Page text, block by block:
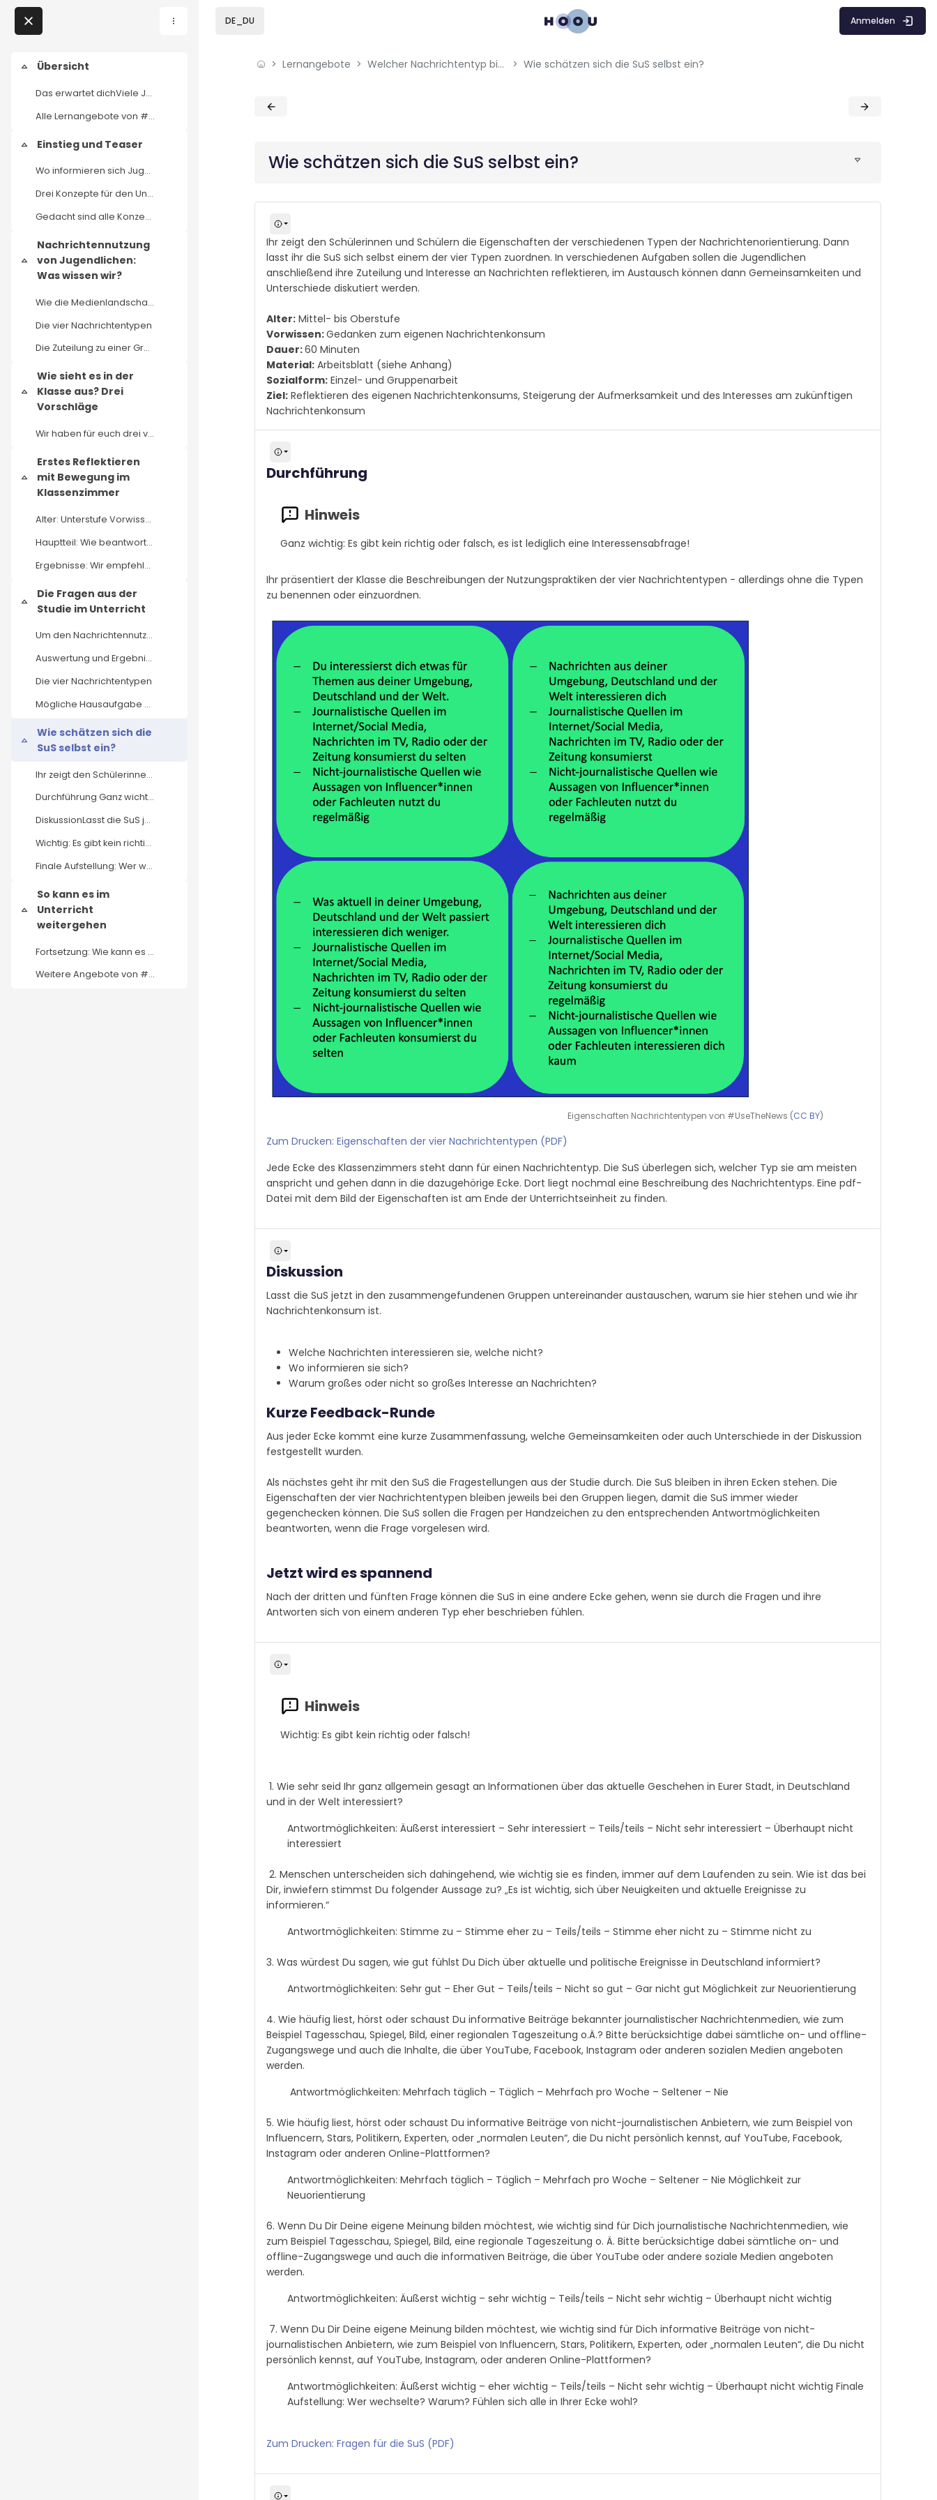
Home
Lernangebote
Podcasts
Meine Lernangebote
Über uns
Kontakt
Einklappen
Übersicht
Das erwartet dichViele Jugendliche interessieren s...
Alle Lernangebote von #UseTheNews
Einklappen
Einstieg und Teaser
Wo informieren sich Jugendliche? Viele Jugendliche...
Drei Konzepte für den Unterricht
Gedacht sind alle Konzepte als Einstieg in eine Un...
Einklappen
Nachrichtennutzung
von Jugendlichen:
Was wissen wir?
Wie die Medienlandschaft, hat sich auch der Nachri...
Die vier Nachrichtentypen
Die Zuteilung zu einer Gruppe erfolgt aufgrund der...
Einklappen
Wie sieht es in der
Klasse aus? Drei
Vorschläge
Wir haben für euch drei verschiedene Unterrichtssk...
Einklappen
Erstes Reflektieren
mit Bewegung im
Klassenzimmer
Alter: Unterstufe Vorwissen: Nicht nötig Dauer: ca...
Hauptteil: Wie beantworten die SuS die Fragen zum ...
Ergebnisse: Wir empfehlen für die Dokumentation eh...
Einklappen
Die Fragen aus der
Studie im Unterricht
Um den Nachrichtennutzungstyp möglichst genau zu b...
Auswertung und Ergebnisse Für den Fragebogen in Pa...
Die vier Nachrichtentypen
Mögliche Hausaufgabe Alle SuS sollen sich ein aktu...
Einklappen
Wie schätzen sich die
SuS selbst ein?
Ihr zeigt den Schülerinnen und Schülern die Eigens...
Durchführung Ganz wichtig: Es gibt kein richtig od...
DiskussionLasst die SuS jetzt in den zusammengefun...
Wichtig: Es gibt kein richtig oder falsch! 1. Wie ...
Finale Aufstellung: Wer wechselte? Warum? Fühlen s...
Einklappen
So kann es im
Unterricht
weitergehen
Fortsetzung: Wie kann es weitergehen?1. Möglichkei...
Weitere Angebote von #UseTheNews Wie nutzen Jugend...
Direkt zu - Schließen
DE_DU Anmelden
Lernangebote Welcher Nachrichtentyp bist du? Wie schätzen sich die SuS selbst ein?
Blöcke
Blöcke
Wie schätzen sich die SuS selbst ein?
Ihr zeigt den Schülerinnen und Schülern die Eigenschaften der verschiedenen Typen der Nachrichtenorientierung. Dann
lasst ihr die SuS sich selbst einem der vier Typen zuordnen. In verschiedenen Aufgaben sollen die Jugendlichen
anschließend ihre Zuteilung und Interesse an Nachrichten reflektieren, im Austausch können dann Gemeinsamkeiten und
Unterschiede diskutiert werden.
Alter: Mittel- bis Oberstufe
Vorwissen:Gedanken zum eigenen Nachrichtenkonsum
Dauer:60 Minuten
Material: Arbeitsblatt (siehe Anhang)
Sozialform: Einzel- und Gruppenarbeit
Ziel: Reflektieren des eigenen Nachrichtenkonsums, Steigerung der Aufmerksamkeit und des Interesses am zukünftigen
Nachrichtenkonsum
Durchführung
Ganz wichtig: Es gibt kein richtig oder falsch, es ist lediglich eine Interessensabfrage!
Ihr präsentiert der Klasse die Beschreibungen der Nutzungspraktiken der vier Nachrichtentypen - allerdings ohne die Typen
zu benennen oder einzuordnen.
Eigenschaften Nachrichtentypen von #UseTheNews (CC BY)
Zum Drucken: Eigenschaften der vier Nachrichtentypen (PDF)
Jede Ecke des Klassenzimmers steht dann für einen Nachrichtentyp. Die SuS überlegen sich, welcher Typ sie am meisten
anspricht und gehen dann in die dazugehörige Ecke. Dort liegt nochmal eine Beschreibung des Nachrichtentyps. Eine pdf-
Datei mit dem Bild der Eigenschaften ist am Ende der Unterrichtseinheit zu finden.
Diskussion
Lasst die SuS jetzt in den zusammengefundenen Gruppen untereinander austauschen, warum sie hier stehen und wie ihr
Nachrichtenkonsum ist.
Welche Nachrichten interessieren sie, welche nicht?
Wo informieren sie sich?
Warum großes oder nicht so großes Interesse an Nachrichten?
Kurze Feedback-Runde
Aus jeder Ecke kommt eine kurze Zusammenfassung, welche Gemeinsamkeiten oder auch Unterschiede in der Diskussion
festgestellt wurden.
Als nächstes geht ihr mit den SuS die Fragestellungen aus der Studie durch. Die SuS bleiben in ihren Ecken stehen. Die
Eigenschaften der vier Nachrichtentypen bleiben jeweils bei den Gruppen liegen, damit die SuS immer wieder
gegenchecken können. Die SuS sollen die Fragen per Handzeichen zu den entsprechenden Antwortmöglichkeiten
beantworten, wenn die Frage vorgelesen wird.
Jetzt wird es spannend
Nach der dritten und fünften Frage können die SuS in eine andere Ecke gehen, wenn sie durch die Fragen und ihre
Antworten sich von einem anderen Typ eher beschrieben fühlen.
Wichtig: Es gibt kein richtig oder falsch!
1. Wie sehr seid Ihr ganz allgemein gesagt an Informationen über das aktuelle Geschehen in Eurer Stadt, in Deutschland
und in der Welt interessiert?
Antwortmöglichkeiten: Äußerst interessiert – Sehr interessiert – Teils/teils – Nicht sehr interessiert – Überhaupt nicht
interessiert
2. Menschen unterscheiden sich dahingehend, wie wichtig sie es finden, immer auf dem Laufenden zu sein. Wie ist das bei
Dir, inwiefern stimmst Du folgender Aussage zu? „Es ist wichtig, sich über Neuigkeiten und aktuelle Ereignisse zu
informieren.“
Antwortmöglichkeiten: Stimme zu – Stimme eher zu – Teils/teils – Stimme eher nicht zu – Stimme nicht zu
3. Was würdest Du sagen, wie gut fühlst Du Dich über aktuelle und politische Ereignisse in Deutschland informiert?
Antwortmöglichkeiten: Sehr gut – Eher Gut – Teils/teils – Nicht so gut – Gar nicht gut Möglichkeit zur Neuorientierung
4. Wie häufig liest, hörst oder schaust Du informative Beiträge bekannter journalistischer Nachrichtenmedien, wie zum
Beispiel Tagesschau, Spiegel, Bild, einer regionalen Tageszeitung o.Ä.? Bitte berücksichtige dabei sämtliche on- und offline-
Zugangswege und auch die Inhalte, die über YouTube, Facebook, Instagram oder anderen sozialen Medien angeboten
werden.
Antwortmöglichkeiten: Mehrfach täglich – Täglich – Mehrfach pro Woche – Seltener – Nie
5. Wie häufig liest, hörst oder schaust Du informative Beiträge von nicht-journalistischen Anbietern, wie zum Beispiel von
Influencern, Stars, Politikern, Experten, oder „normalen Leuten“, die Du nicht persönlich kennst, auf YouTube, Facebook,
Instagram oder anderen Online-Plattformen?
Antwortmöglichkeiten: Mehrfach täglich – Täglich – Mehrfach pro Woche – Seltener – Nie Möglichkeit zur
Neuorientierung
6. Wenn Du Dir Deine eigene Meinung bilden möchtest, wie wichtig sind für Dich journalistische Nachrichtenmedien, wie
zum Beispiel Tagesschau, Spiegel, Bild, eine regionale Tageszeitung o. Ä. Bitte berücksichtige dabei sämtliche on- und
offline-Zugangswege und auch die informativen Beiträge, die über YouTube oder andere soziale Medien angeboten
werden.
Antwortmöglichkeiten: Äußerst wichtig – sehr wichtig – Teils/teils – Nicht sehr wichtig – Überhaupt nicht wichtig
7. Wenn Du Dir Deine eigene Meinung bilden möchtest, wie wichtig sind für Dich informative Beiträge von nicht-
journalistischen Anbietern, wie zum Beispiel von Influencern, Stars, Politikern, Experten, oder „normalen Leuten“, die Du nicht
persönlich kennst, auf YouTube, Instagram, oder anderen Online-Plattformen?
Antwortmöglichkeiten: Äußerst wichtig – eher wichtig – Teils/teils – Nicht sehr wichtig – Überhaupt nicht wichtig Finale
Aufstellung: Wer wechselte? Warum? Fühlen sich alle in Ihrer Ecke wohl?
Zum Drucken: Fragen für die SuS (PDF)